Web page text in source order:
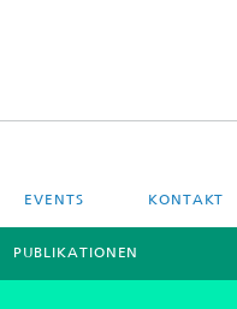
EVENTS KONTAKT
PUBLIKATIONEN